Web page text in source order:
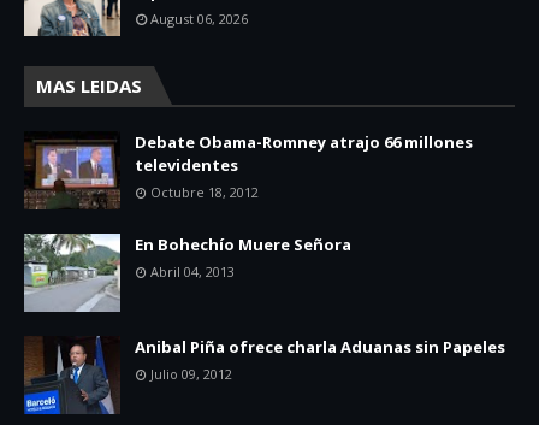
August 06, 2026
MAS LEIDAS
Debate Obama-Romney atrajo 66 millones
televidentes
Octubre 18, 2012
En Bohechío Muere Señora
Abril 04, 2013
Anibal Piña ofrece charla Aduanas sin Papeles
Julio 09, 2012